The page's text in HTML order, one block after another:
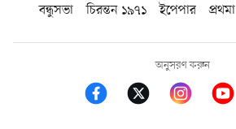
বন্ধুসভা
চিরন্তন ১৯৭১ ইপেপার প্রথমা
অনুসরণ করুন